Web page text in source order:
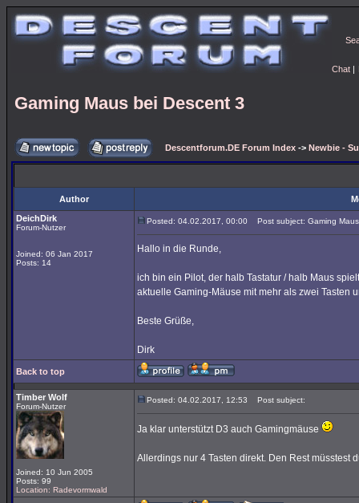
Chat |
Gaming Maus bei Descent 3
Descentforum.DE Forum Index -> Newbie -
Author
DeichDirk
Forum-Nutzer
Joined: 06 Jan 2017
Posts: 14
Posted: 04.02.2017, 00:00 Post subject: Gaming
Hallo in die Runde,
ich bin ein Pilot, der halb Tastatur / halb Maus
aktuelle Gaming-Mäuse mit mehr als zwei Tasten
Beste Grüße,
Dirk
Back to top
Timber Wolf
Forum-Nutzer
Joined: 10 Jun 2005
Posts: 99
Location: Radevormwald
Posted: 04.02.2017, 12:53 Post subject:
Ja klar unterstützt D3 auch Gamingmäuse
Allerdings nur 4 Tasten direkt. Den Rest müsstest